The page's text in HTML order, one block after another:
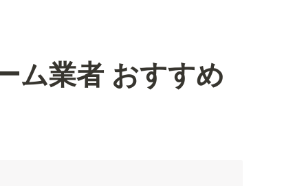
ム業者 おすすめ